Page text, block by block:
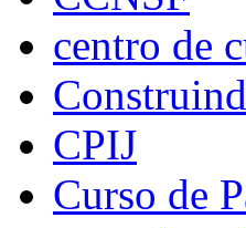
centro de
CPIJ
Curso de